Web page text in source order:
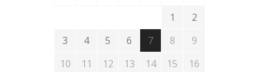
1
2
3
4 5 6 7 8
9
10
11 12 13 14 15
16